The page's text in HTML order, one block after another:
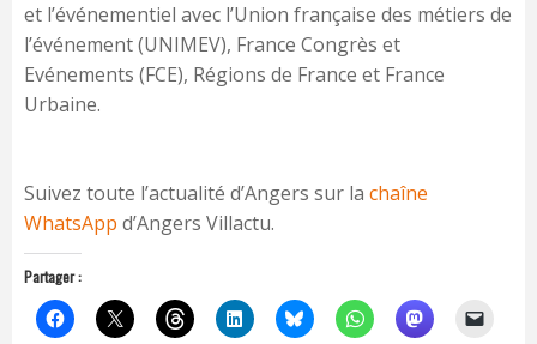
et l’événementiel avec l’Union française des métiers de
l’événement (UNIMEV), France Congrès et
Evénements (FCE), Régions de France et France
Urbaine.
Suivez toute l’actualité d’Angers sur la chaîne
WhatsApp d’Angers Villactu.
Partager :